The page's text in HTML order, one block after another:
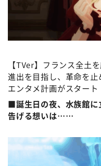
【TVer】フランス全土
進出を目指し、革命を
エンタメ計画がスタート
■誕生日の夜、水族館に
告げる想いは……